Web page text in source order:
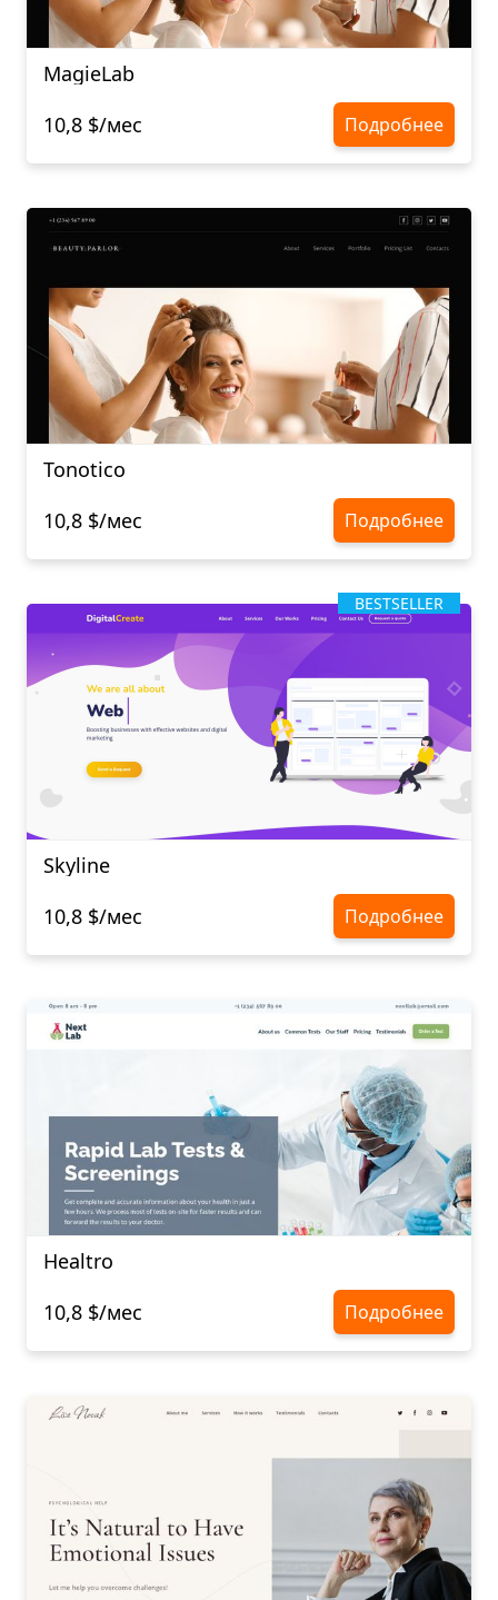
MagieLab
10,8 $/мес
Подробнее
Tonotico
10,8 $/мес
Подробнее
BESTSELLER
Skyline
10,8 $/мес
Подробнее
Healtro
10,8 $/мес
Подробнее